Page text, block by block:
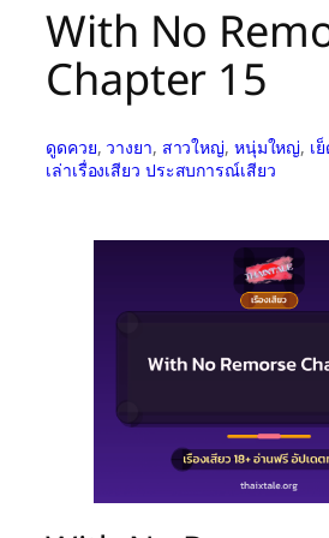
With No
Chapter 15
ดูดควย, วางยา, สาวใหญ่, หนุ่มใหญ่, เ
เล่าเรื่องเสียว ประสบการณ์เสียว